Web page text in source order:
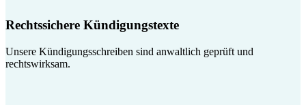
Rechtssichere Kündigungstexte
Unsere Kündigungsschreiben sind anwaltlich geprüft und
rechtswirksam.